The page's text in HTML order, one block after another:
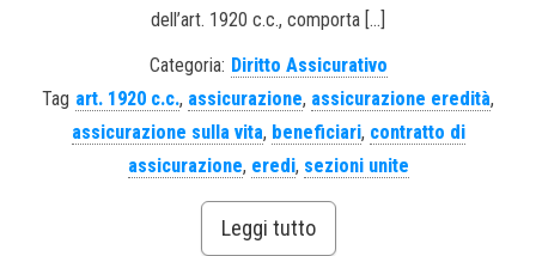
dell’art. 1920 c.c., comporta […]
Categoria: Diritto Assicurativo
Tag art. 1920 c.c., assicurazione, assicurazione eredità,
assicurazione sulla vita, beneficiari, contratto di
assicurazione, eredi, sezioni unite
Leggi tutto